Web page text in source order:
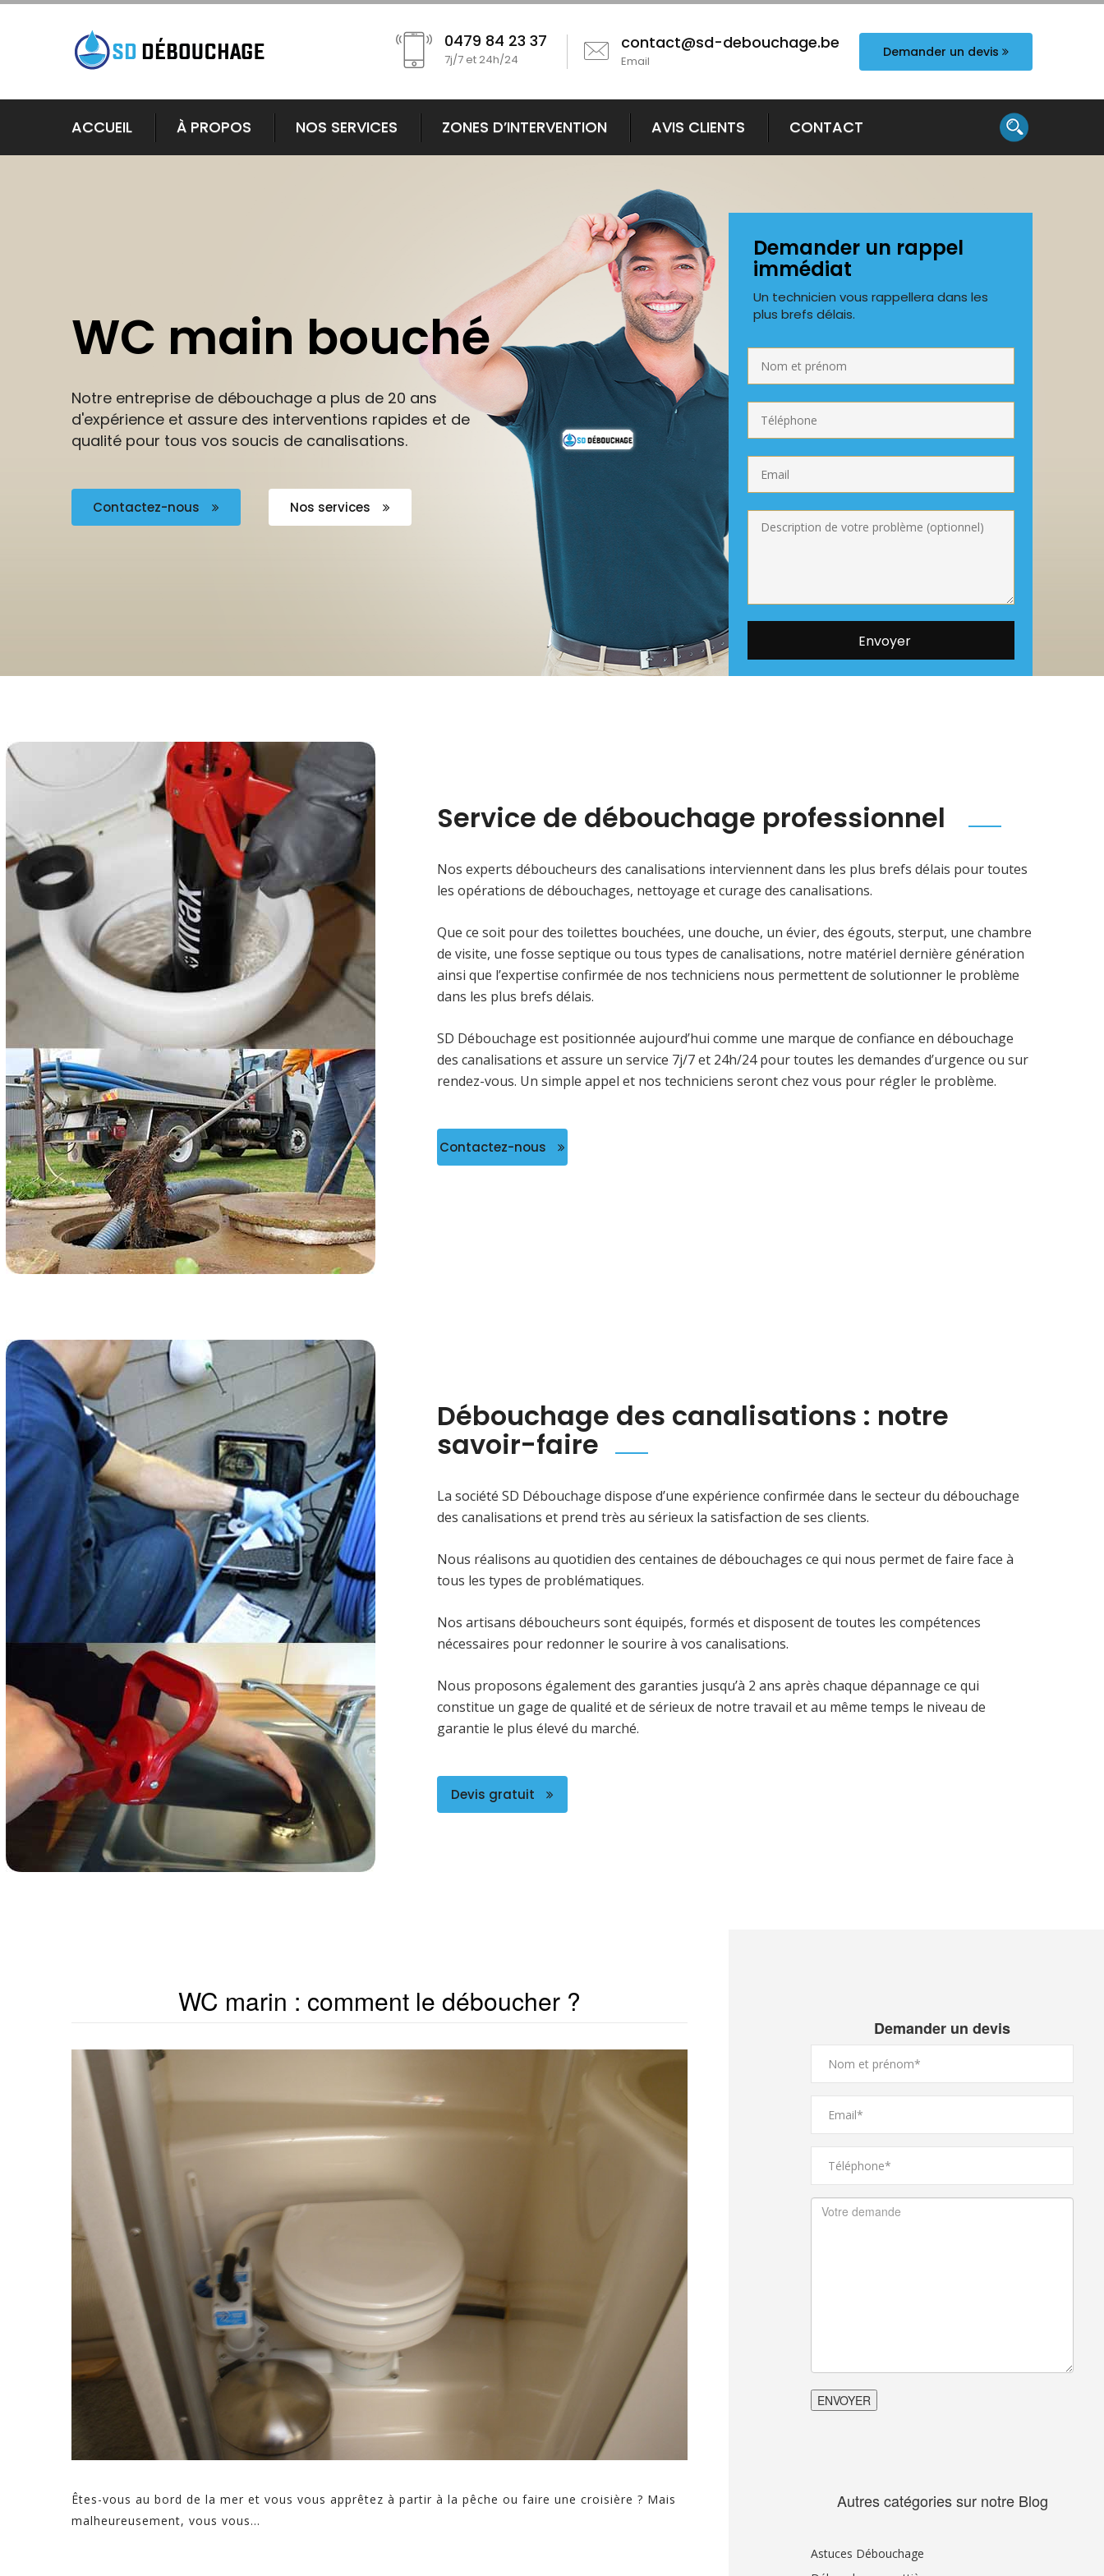
0479 84 23 37
7j/7 et 24h/24
contact@sd-debouchage.be
Email
Demander un devis
ACCUEIL À PROPOS NOS SERVICES ZONES D’INTERVENTION AVIS CLIENTS CONTACT
WC main bouché
Notre entreprise de débouchage a plus de 20 ans
d'expérience et assure des interventions rapides et de
qualité pour tous vos soucis de canalisations.
Contactez-nous Nos services
Demander un rappel
immédiat
Un technicien vous rappellera dans les
plus brefs délais.
Service de débouchage professionnel
Nos experts déboucheurs des canalisations interviennent dans les plus brefs délais pour toutes
les opérations de débouchages, nettoyage et curage des canalisations.
Que ce soit pour des toilettes bouchées, une douche, un évier, des égouts, sterput, une chambre
de visite, une fosse septique ou tous types de canalisations, notre matériel dernière génération
ainsi que l’expertise confirmée de nos techniciens nous permettent de solutionner le problème
dans les plus brefs délais.
SD Débouchage est positionnée aujourd’hui comme une marque de confiance en débouchage
des canalisations et assure un service 7j/7 et 24h/24 pour toutes les demandes d’urgence ou sur
rendez-vous. Un simple appel et nos techniciens seront chez vous pour régler le problème.
Contactez-nous
Débouchage des canalisations : notre
savoir-faire
La société SD Débouchage dispose d’une expérience confirmée dans le secteur du débouchage
des canalisations et prend très au sérieux la satisfaction de ses clients.
Nous réalisons au quotidien des centaines de débouchages ce qui nous permet de faire face à
tous les types de problématiques.
Nos artisans déboucheurs sont équipés, formés et disposent de toutes les compétences
nécessaires pour redonner le sourire à vos canalisations.
Nous proposons également des garanties jusqu’à 2 ans après chaque dépannage ce qui
constitue un gage de qualité et de sérieux de notre travail et au même temps le niveau de
garantie le plus élevé du marché.
Devis gratuit
WC marin : comment le déboucher ?
Êtes-vous au bord de la mer et vous vous apprêtez à partir à la pêche ou faire une croisière ? Mais
malheureusement, vous vous...
Demander un devis
Autres catégories sur notre Blog
Astuces Débouchage